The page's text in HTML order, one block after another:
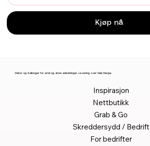
Kjøp nå
Dekor og ballonger for små og store anledninger. Levering over hele Norge.
Inspirasjon
Nettbutikk
Grab & Go
Skreddersydd / Bedrift
For bedrifter